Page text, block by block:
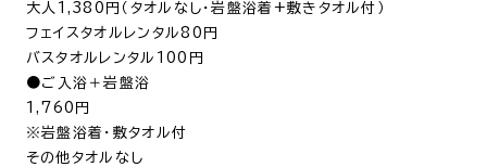
大人
1,380 円（タオルなし・岩盤浴着 +敷きタオル付）
フェイスタオルレンタル80 円
バスタオルレンタル
100 円
●ご入浴＋岩盤浴
1,760 円
※岩盤浴着・敷タオル付
その他タオルなし